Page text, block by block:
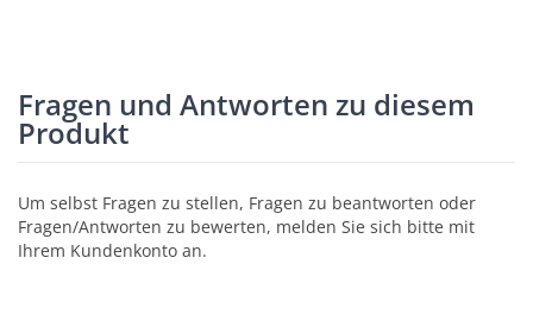
Fragen und Antworten zu diesem
Produkt
Um selbst Fragen zu stellen, Fragen zu beantworten oder
Fragen/Antworten zu bewerten, melden Sie sich bitte mit
Ihrem Kundenkonto an.